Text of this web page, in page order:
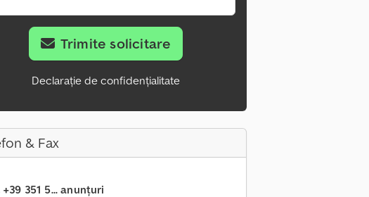
Trimite solicitare
Declarație de confidențialitate
& Fax
+39 351 5... anunțuri